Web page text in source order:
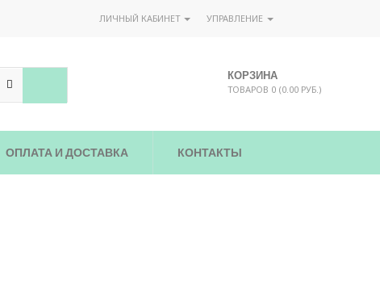
ЛИЧНЫЙ КАБИНЕТ УПРАВЛЕНИЕ
КОРЗИНА
ТОВАРОВ 0 (0.00 РУБ.)
ОПЛАТА И ДОСТАВКА КОНТАКТЫ